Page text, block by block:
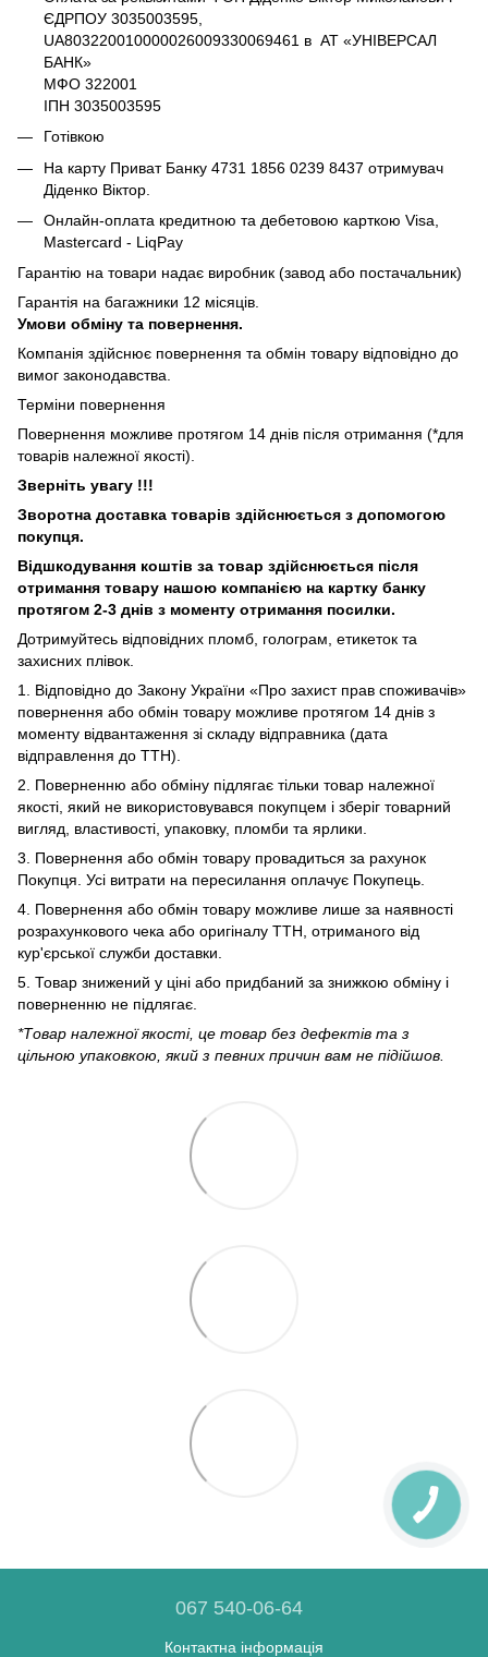
ЄДРПОУ 3035003595,
UA803220010000026009330069461 в АТ «УНІВЕРСАЛ
БАНК»
МФО 322001
ІПН 3035003595
Готівкою
На карту Приват Банку 4731 1856 0239 8437 отримувач
Діденко Віктор.
Онлайн-оплата кредитною та дебетовою карткою Visa,
Mastercard - LiqPay
Гарантію на товари надає виробник (завод або постачальник)
Гарантія на багажники 12 місяців.
Умови обміну та повернення.
Компанія здійснює повернення та обмін товару відповідно до
вимог законодавства.
Терміни повернення
Повернення можливе протягом 14 днів після отримання (*для
товарів належної якості).
Зверніть увагу !!!
Зворотна доставка товарів здійснюється з допомогою
покупця.
Відшкодування коштів за товар здійснюється після
отримання товару нашою компанією на картку банку
протягом 2-3 днів з моменту отримання посилки.
Дотримуйтесь відповідних пломб, голограм, етикеток та
захисних плівок.
1. Відповідно до Закону України «Про захист прав споживачів»
повернення або обмін товару можливе протягом 14 днів з
моменту відвантаження зі складу відправника (дата
відправлення до ТТН).
2. Поверненню або обміну підлягає тільки товар належної
якості, який не використовувався покупцем і зберіг товарний
вигляд, властивості, упаковку, пломби та ярлики.
3. Повернення або обмін товару провадиться за рахунок
Покупця. Усі витрати на пересилання оплачує Покупець.
4. Повернення або обмін товару можливе лише за наявності
розрахункового чека або оригіналу ТТН, отриманого від
кур'єрської служби доставки.
5. Товар знижений у ціні або придбаний за знижкою обміну і
поверненню не підлягає.
*Товар належної якості, це товар без дефектів та з
цільною упаковкою, який з певних причин вам не підійшов.
067 540-06-64
Контактна інформація